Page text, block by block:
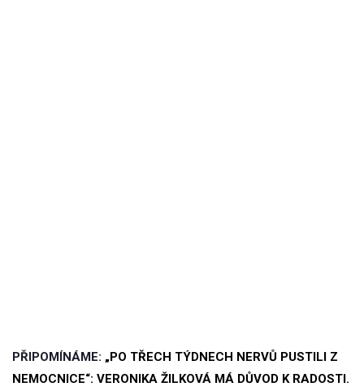
PŘIPOMÍNÁME: „PO TŘECH TÝDNECH NERVŮ PUSTILI Z
NEMOCNICE“: VERONIKA ŽILKOVÁ MÁ DŮVOD K RADOSTI.